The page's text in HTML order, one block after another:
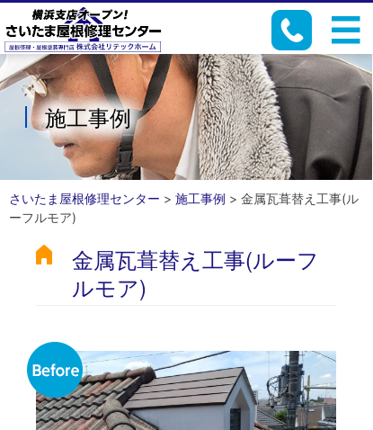
施工事例
さいたま屋根修理センター > 施工事例 > 金属瓦葺替え工事(ル
ーフルモア)
金属瓦葺替え工事(ルーフ
ルモア)